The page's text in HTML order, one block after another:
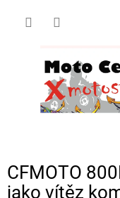
CFMOTO
jako vítěz